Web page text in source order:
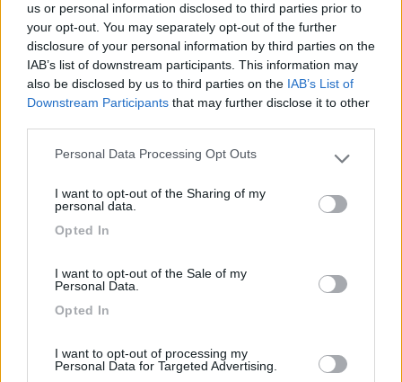
us or personal information disclosed to third parties prior to
your opt-out. You may separately opt-out of the further
disclosure of your personal information by third parties on the
IAB’s list of downstream participants. This information may
also be disclosed by us to third parties on the IAB’s List of
Downstream Participants that may further disclose it to other
Please note that this website/app uses one or more Google
not limited to your visit or usage behaviour. You may click to
use your data for below specified purposes in below Google
Personal Data Processing Opt Outs
I want to opt-out of the Sharing of my
personal data.
Opted In
I want to opt-out of the Sale of my
Personal Data.
Opted In
I want to opt-out of processing my
Personal Data for Targeted Advertising.
Campeggio eccezionale direttamente sul mare
ombreggiato e non. Servizi ottimi e molto puliti.
Dotato di piscina interna e ristorante con annesso
piccolo market. Effettivamente la strada di
accesso e un pochino stretta
Red 1
Strada accesso stretta, anche se quest'anno la
strada di accesso al campeggio è stata allargata.
Inoltre i gestori, se avvisati telefonicamente, si
rimorchio al seguito, nei pressi del